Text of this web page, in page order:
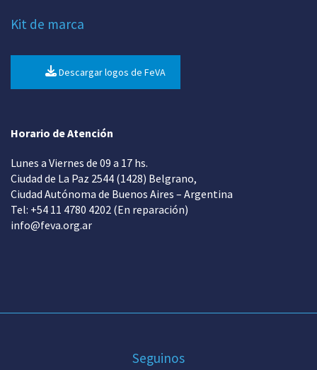
Kit de marca
Descargar logos de FeVA
Horario de Atención
Lunes a Viernes de 09 a 17 hs.
Ciudad de La Paz 2544 (1428) Belgrano,
Ciudad Autónoma de Buenos Aires – Argentina
Tel: +54 11 4780 4202 (En reparación)
info@feva.org.ar
Seguinos